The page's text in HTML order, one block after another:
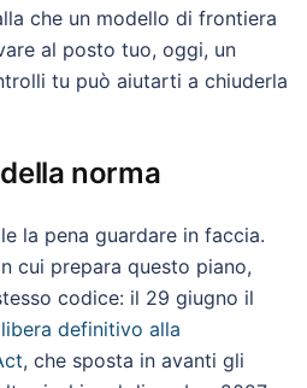
che un modello di frontiera
al posto tuo, oggi, un
tu può aiutarti a chiuderla
norma
la pena guardare in faccia.
cui prepara questo piano,
codice: il 29 giugno il
definitivo alla
, che sposta in avanti gli